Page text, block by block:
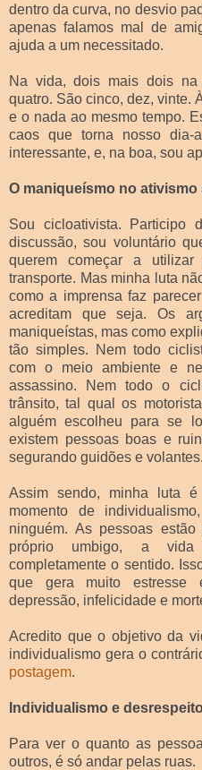
dentro da curva, no desvio
apenas falamos mal de
ajuda a um necessitado.
Na vida, dois mais dois
quatro. São cinco, dez, vinte.
e o nada ao mesmo tempo.
caos que torna nosso dia-
interessante, e, na boa, sou
O maniqueísmo no ativismo
Sou cicloativista. Participo
discussão, sou voluntário
querem começar a
transporte. Mas minha luta
como a imprensa faz
acreditam que seja. Os
maniqueístas, mas como
tão simples. Nem todo
com o meio ambiente e
assassino. Nem todo o
trânsito, tal qual os
alguém escolheu para se
existem pessoas boas e
segurando guidões e volantes.
Assim sendo, minha luta
momento de
ninguém. As pessoas
próprio umbigo, a vida
completamente o sentido.
que gera muito estresse
depressão, infelicidade e
Acredito que o objetivo da
individualismo gera o
postagem.
Individualismo e
Para ver o quanto as
outros, é só andar pelas ruas.